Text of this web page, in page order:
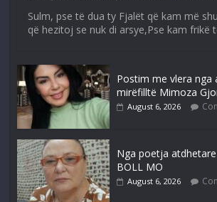
Sulm, pse të dua ty Fjalët që kam më
që hezitoj se nuk di arsye,Pse kam frikë
Postim me vlera nga
mirëfilltë Mimoza
August 6, 2026
Nga poetja
BOLL MO
August 6, 2026